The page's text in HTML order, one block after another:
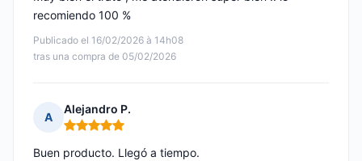
Publicado el 16/02/2026 à 14h08
tras una compra de 05/02/2026
recomiendo 100 %
A
Alejandro P.
Nota: 5 de 5
Buen producto. Llegó a tiempo.